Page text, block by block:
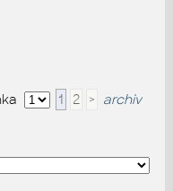
1 2 > archiv